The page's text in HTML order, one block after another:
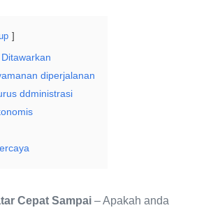
diperjalanan
ddministrasi
Cepat Sampai – Apakah anda